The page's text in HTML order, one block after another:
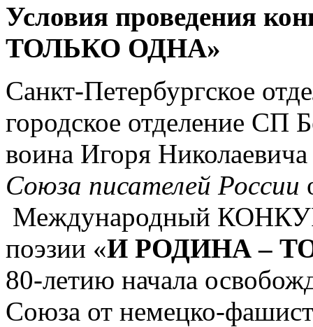
Условия проведения
ТОЛЬКО ОДНА»
Санкт-Петербургское
городское отделение СП
воина Игоря
Союза писателей России
Международный
поэзии «И РОДИНА –
80-летию начала
Союза от немецко-